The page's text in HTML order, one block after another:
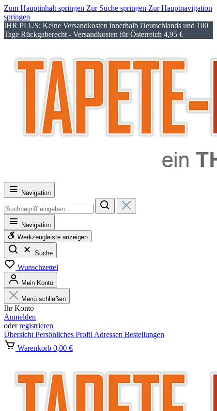
Zum Hauptinhalt springen Zur Suche springen Zur Hauptnavigation
springen
IHR PLUS: Keine Versandkosten innerhalb Deutschlands und 100
Tage Rückgaberecht - Versandkosten für Österreich 4,95 €
Navigation
Navigation
Werkzeugleiste anzeigen
Suche
Wunschzettel
Mein Konto
Menü schließen
Ihr Konto
Anmelden
oderregistrieren
Übersicht Persönliches Profil Adressen Bestellungen
Warenkorb 0,00 €